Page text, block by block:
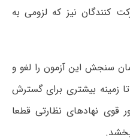
کنندگان نیز که لزومی به
سنجش این آزمون را لغو و
زمینه بیشتری برای گسترش
قوی نهادهای نظارتی قطعا